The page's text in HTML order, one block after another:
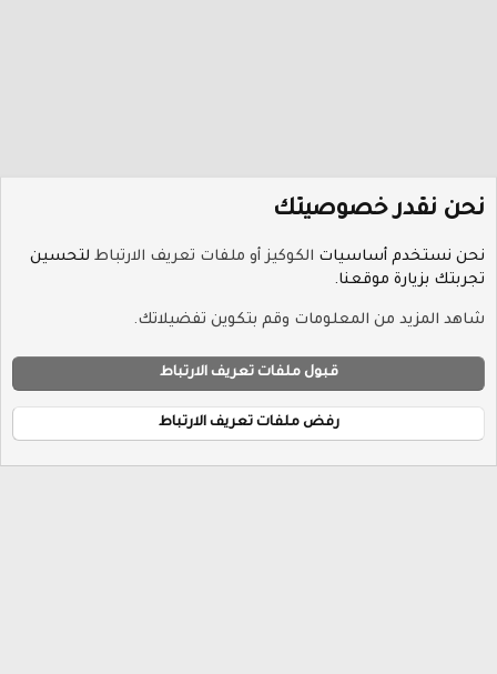
سياسة الخصوصية
الرئيسية
S
®
نحن نقدر خصوصيتك
نحن نستخدم أساسيات الكوكيز أو ملفات تعريف الارتباط لتحسين
تجربتك بزيارة موقعنا.
شاهد المزيد من المعلومات وقم بتكوين تفضيلاتك.
قبول ملفات تعريف الارتباط
رفض ملفات تعريف الارتباط